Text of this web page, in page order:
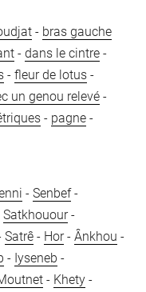
- bras gauche
-dans le cintre -
-fleur de lotus -
un genou relevé -
- pagne -
-Senbef-
Satkhouour-
Satrê - Hor-Ânkhou -
- Iyseneb -
- Khety -